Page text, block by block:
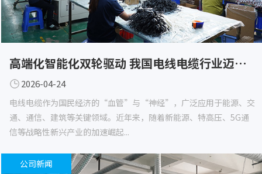
高端化智能化双轮驱动 我国电线电缆行业迈向高质量发展新阶段
2026-04-24
电线电缆作为国民经济的“血管”与“神经”，广泛应用于能源、交
通、通信、建筑等关键领域。近年来，随着新能源、特高压、5G通
信等战略性新兴产业的加速崛起...
公司新闻